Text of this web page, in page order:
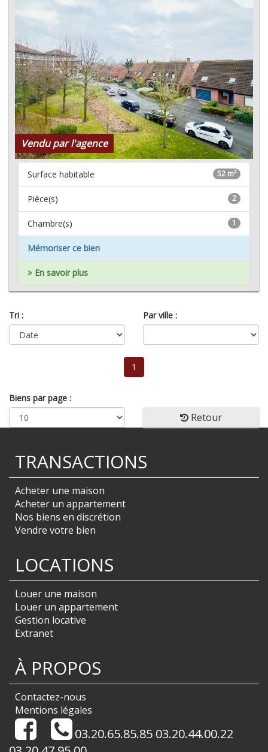
Vendu par l'agence
52 m²
Surface habitable
2
Pièce(s)
1
Chambre(s)
Mémoriser ce bien
En savoir plus
Tri : Par ville :
1
Biens par page :
Retour
TRANSACTIONS
Acheter une maison
Acheter un appartement
Nos biens en discrétion
Vendre votre bien
LOCATIONS
Louer une maison
Louer un appartement
Gestion locative
Extranet
À PROPOS
Contactez-nous
Mentions légales
03.20.65.85.85 03.20.44.00.22